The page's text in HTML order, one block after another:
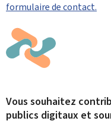
formulaire de contact.
Vous souhaitez
publics digitaux et